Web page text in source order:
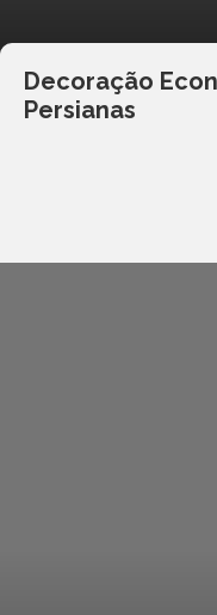
Decoração
Persianas